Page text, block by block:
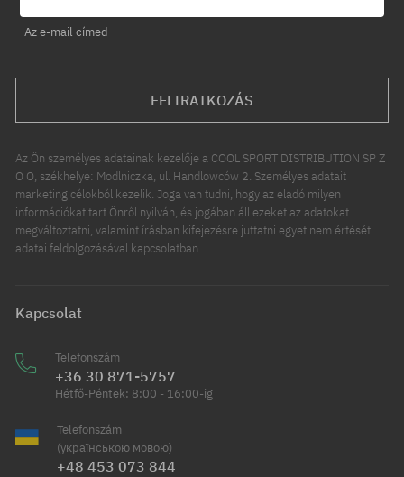
Az e-mail címed
FELIRATKOZÁS
Az Ön személyes adatainak kezelője a COOL SPORT DISTRIBUTION SP Z
O O, székhelye: Modlniczka, ul. Handlowców 2. Személyes adatait
marketing célokból kezelik. Joga van tudni, hogy az eladó milyen
információkat tart Önről nyilván, és jogában áll ezeket az adatokat
megváltoztatni, valamint írásban kifejezésre juttatni egyet nem értését
adatai feldolgozásával kapcsolatban.
Kapcsolat
Telefonszám
+36 30 871-5757
Hétfő-Péntek: 8:00 - 16:00-ig
Telefonszám
(українською мовою)
+48 453 073 844